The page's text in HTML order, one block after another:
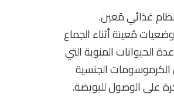
نظام غذائي مُعين.
وضعيات مُعينة أثناء الجماع
الحيوانات المنوية التي
الجنسية
على الوصول للبويضة.